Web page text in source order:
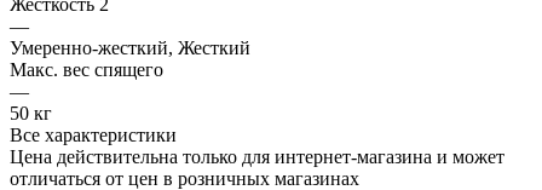
—
Умеренно-жесткий, Жесткий
Макс. вес спящего
—
50 кг
Все характеристики
Цена действительна только для интернет-магазина и может
отличаться от цен в розничных магазинах